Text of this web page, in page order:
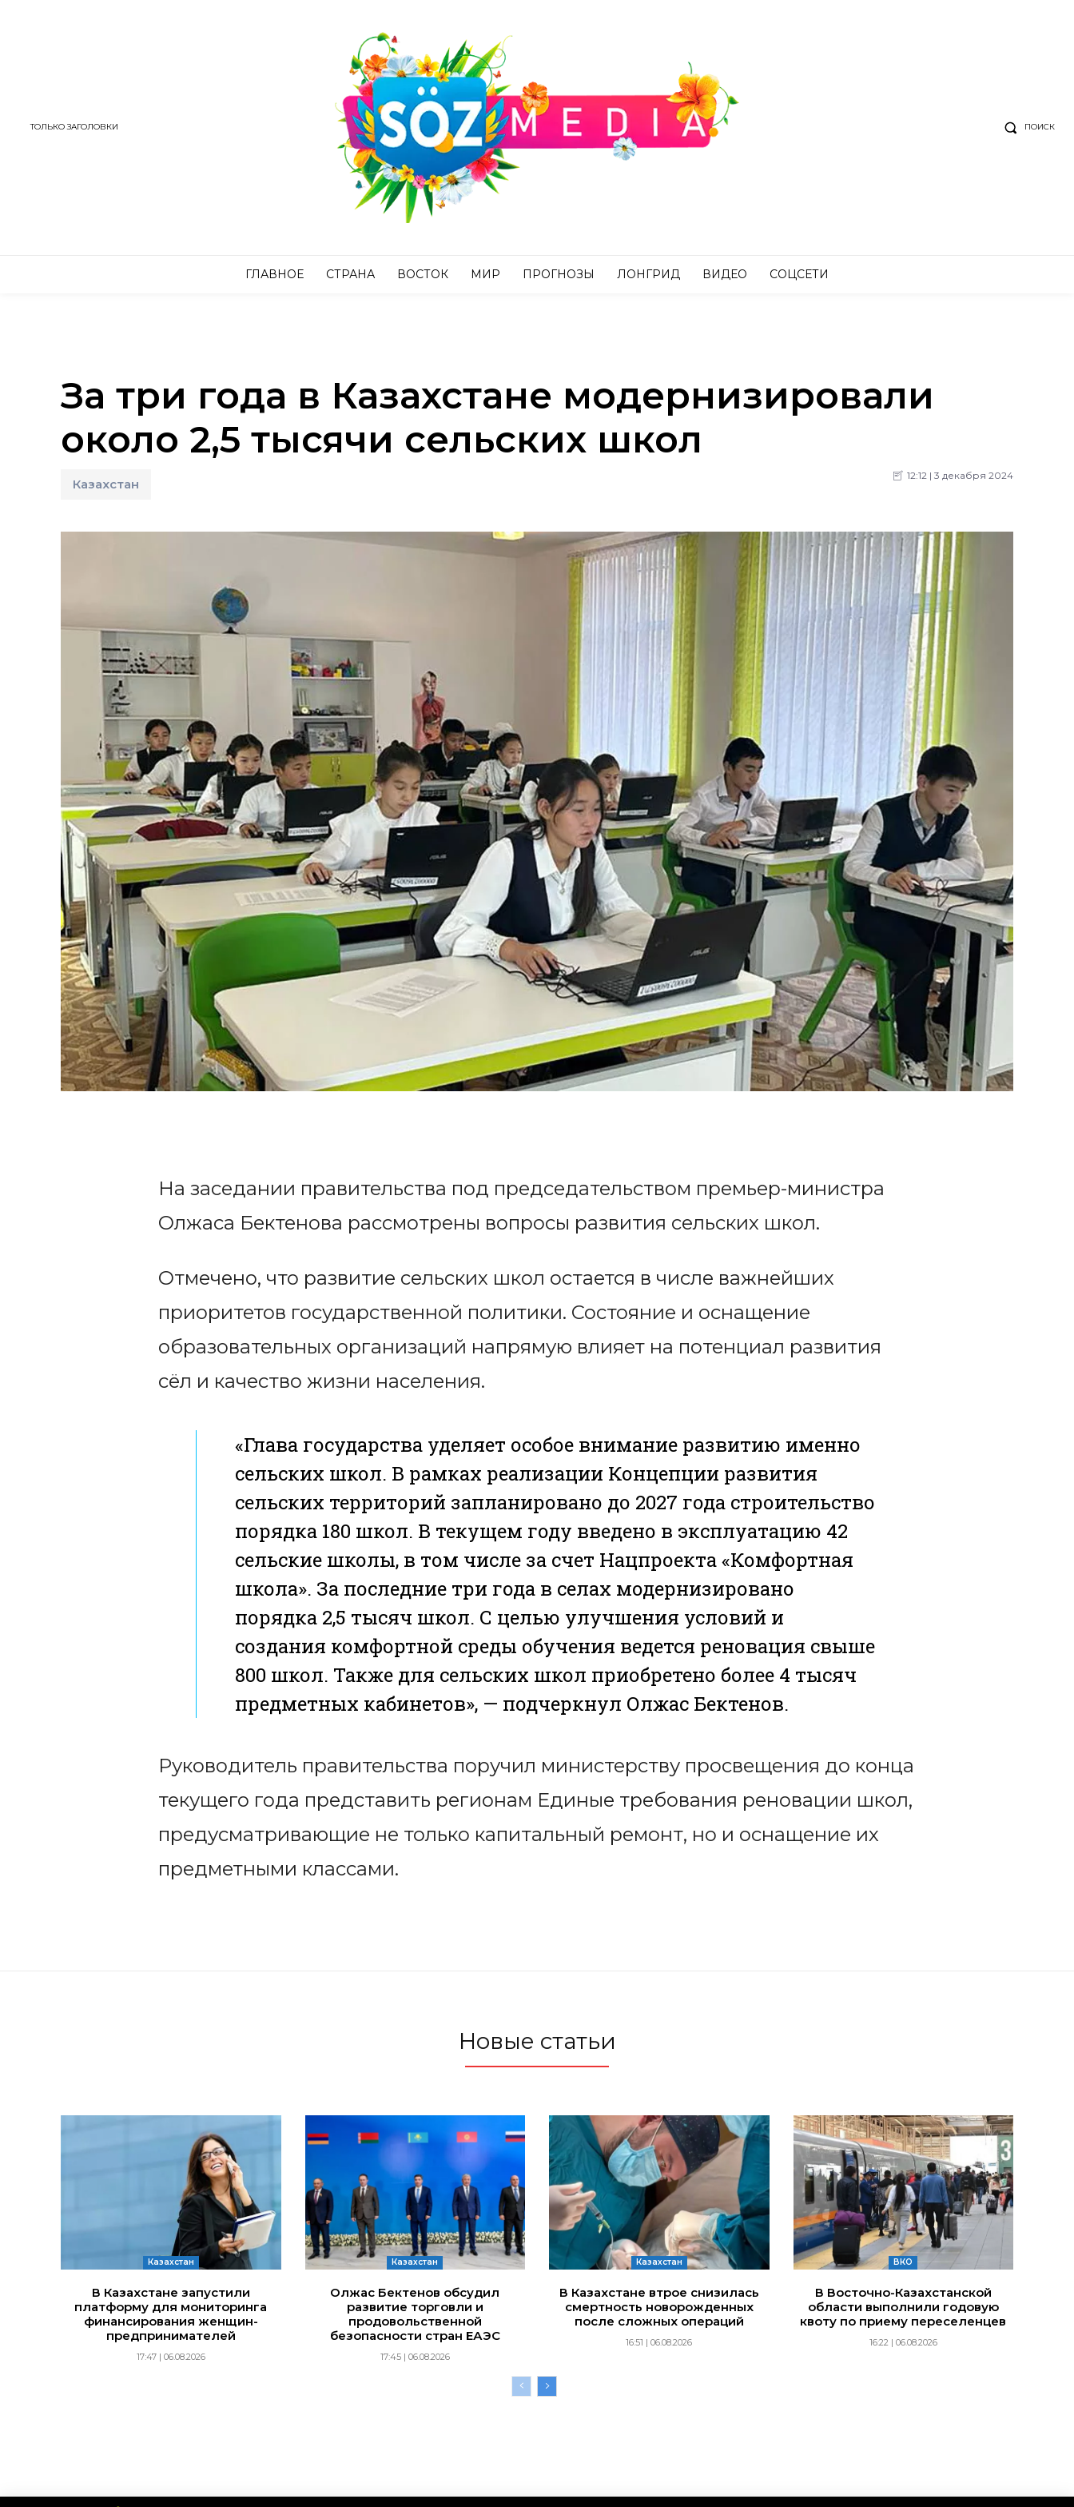
ТОЛЬКО ЗАГОЛОВКИ ПОИСК
ГЛАВНОЕ СТРАНА ВОСТОК МИР ПРОГНОЗЫ ЛОНГРИД ВИДЕО СОЦСЕТИ
За три года в Казахстане модернизировали
около 2,5 тысячи сельских школ
Казахстан
12:12 | 3 декабря 2024
На заседании правительства под председательством премьер-министра
Олжаса Бектенова рассмотрены вопросы развития сельских школ.
Отмечено, что развитие сельских школ остается в числе важнейших
приоритетов государственной политики. Состояние и оснащение
образовательных организаций напрямую влияет на потенциал развития
сёл и качество жизни населения.
«Глава государства уделяет особое внимание развитию именно
сельских школ. В рамках реализации Концепции развития
сельских территорий запланировано до 2027 года строительство
порядка 180 школ. В текущем году введено в эксплуатацию 42
сельские школы, в том числе за счет Нацпроекта «Комфортная
школа». За последние три года в селах модернизировано
порядка 2,5 тысяч школ. С целью улучшения условий и
создания комфортной среды обучения ведется реновация свыше
800 школ. Также для сельских школ приобретено более 4 тысяч
предметных кабинетов», — подчеркнул Олжас Бектенов.
Руководитель правительства поручил министерству просвещения до конца
текущего года представить регионам Единые требования реновации школ,
предусматривающие не только капитальный ремонт, но и оснащение их
предметными классами.
Новые статьи
Казахстан
В Казахстане запустили
платформу для мониторинга
финансирования женщин-
предпринимателей
17:47 | 06.08.2026
Казахстан
Олжас Бектенов обсудил
развитие торговли и
продовольственной
безопасности стран ЕАЭС
17:45 | 06.08.2026
Казахстан
В Казахстане втрое снизилась
смертность новорожденных
после сложных операций
16:51 | 06.08.2026
ВКО
В Восточно-Казахстанской
области выполнили годовую
квоту по приему переселенцев
16:22 | 06.08.2026